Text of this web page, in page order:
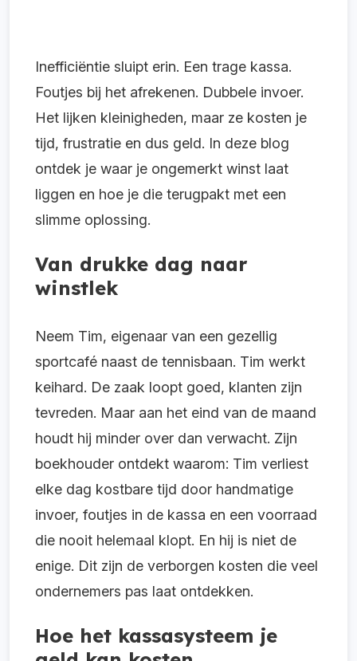
Inefficiëntie sluipt erin. Een trage kassa.
Foutjes bij het afrekenen. Dubbele invoer.
Het lijken kleinigheden, maar ze kosten je
tijd, frustratie en dus geld. In deze blog
ontdek je waar je ongemerkt winst laat
liggen en hoe je die terugpakt met een
slimme oplossing.
Van drukke dag naar
winstlek
Neem Tim, eigenaar van een gezellig
sportcafé naast de tennisbaan. Tim werkt
keihard. De zaak loopt goed, klanten zijn
tevreden. Maar aan het eind van de maand
houdt hij minder over dan verwacht. Zijn
boekhouder ontdekt waarom: Tim verliest
elke dag kostbare tijd door handmatige
invoer, foutjes in de kassa en een voorraad
die nooit helemaal klopt. En hij is niet de
enige. Dit zijn de verborgen kosten die veel
ondernemers pas laat ontdekken.
Hoe het kassasysteem je